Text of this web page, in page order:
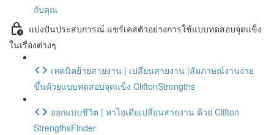
กับคุณ
แบ่งปันประสบการณ์ แชร์เคสตัวอย่างการใช้แบบทดสอบจุดแข็ง
ในเรื่องต่างๆ
เทคนิคย้ายสายงาน | เปลี่ยนสายงาน |สัมภาษณ์งานง่าย
ขึ้นด้วยแบบทดสอบจุดแข็ง CliftonStrengths
ออกแบบชีวิต | หาไอเดียเปลี่ยนสายงาน ด้วย Clifton
StrengthsFinder